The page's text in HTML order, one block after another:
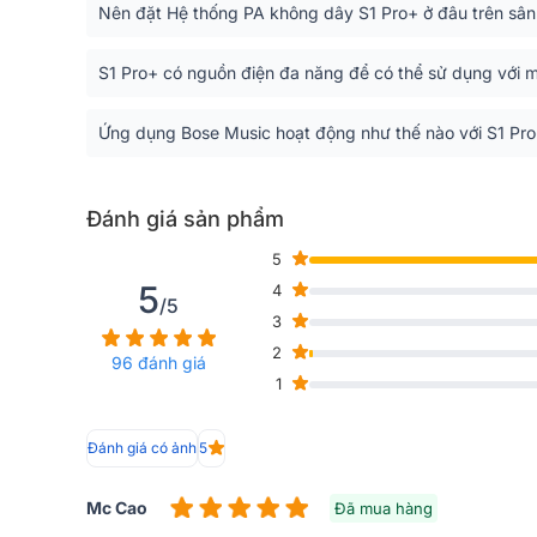
trình, sự kiện cộng đồng và nhu cầu âm thanh linh
wireless RF accessories giúp set up gọn hơn cho
với người cần một hệ portable PA nhỏ gọn, dễ di
karaoke gia đình thông thường.
Nên đặt Hệ thống PA không dây S1 Pro+ ở đâu trên
S1 Pro+ có nguồn điện đa năng để có thể sử dụng với
Ứng dụng Bose Music hoạt động như thế nào với S1
Đánh giá sản phẩm
5/5
96 đánh giá
5
4
3
2
1
Đánh giá có ảnh 5
Mc Cao Đã mua hàng